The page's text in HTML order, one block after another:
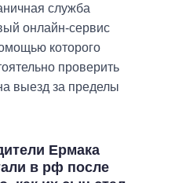
служба
онлайн-сервис
которого
проверить
выезд за пределы
Ермака
в рф после